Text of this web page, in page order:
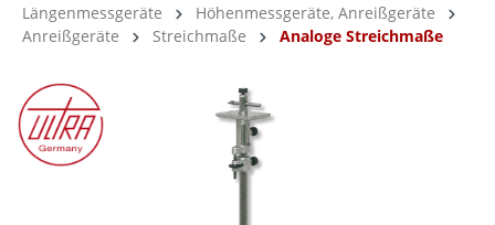
Längenmessgeräte
Höhenmessgeräte, Anreißgeräte
Anreißgeräte
Streichmaße Analoge Streichmaße
Bildergalerie überspringen